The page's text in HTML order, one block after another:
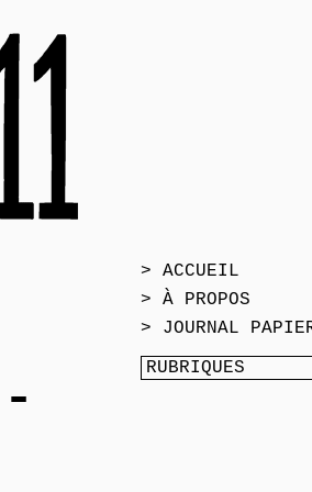
> ACCUEIL
> À PROPOS
> JOURNAL